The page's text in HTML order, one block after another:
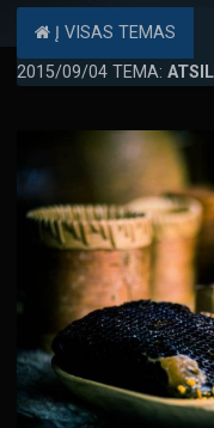
Į VISAS TEMAS
2015/09/04 TEMA: